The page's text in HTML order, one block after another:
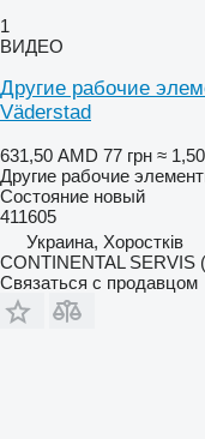
1
ВИДЕО
Другие рабочие
Väderstad
631,50 AMD 77 грн ≈
Другие рабочие
Состояние новый
411605
Украина, Хоростків
CONTINENTAL SERVIS
Связаться с продавцом